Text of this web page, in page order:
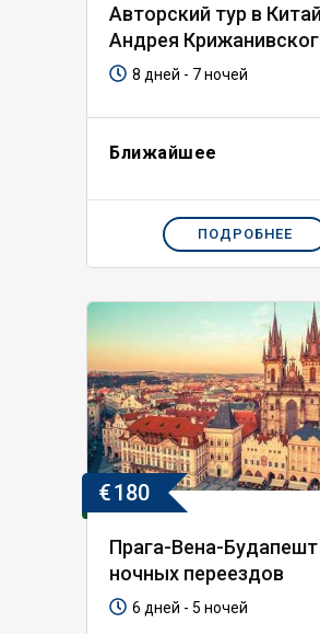
Авторский тур в
Андрея
8 дней - 7 ночей
Ближайшее
ПОДРОБНЕЕ
€180
Прага-Вена-Будапешт
ночных переездов
6 дней - 5 ночей